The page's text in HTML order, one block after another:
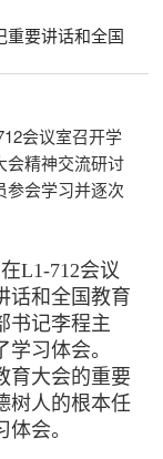
重要讲话和全国
会议室召开学
会精神交流研讨
参会学习并逐次
L1-712会议
话和全国教育
书记李程主
习体会。
大会的重要
树人的根本任
会。